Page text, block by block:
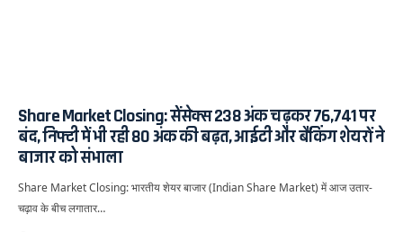
Share Market Closing: सेंसेक्स 238 अंक चढ़कर 76,741 पर
बंद, निफ्टी में भी रही 80 अंक की बढ़त, आईटी और बैंकिंग शेयरों ने
बाजार को संभाला
Share Market Closing: भारतीय शेयर बाजार (Indian Share Market) में आज उतार-
चढ़ाव के बीच लगातार…